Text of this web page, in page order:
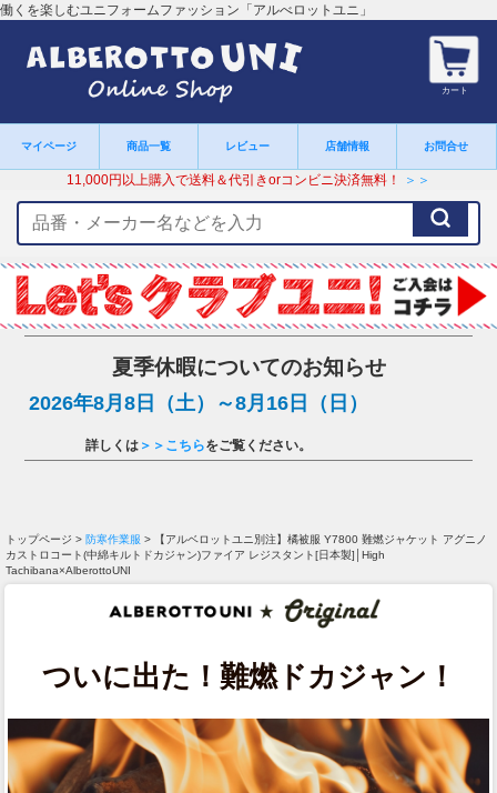
働くを楽しむユニフォームファッション「アルべロットユニ」
カート
マイページ 商品一覧 レビュー 店舗情報 お問合せ
11,000円以上購入で送料＆代引きorコンビニ決済無料！ ＞＞
ー
ワ
ー
ド
夏季休暇についてのお知らせ
2026年8月8日（土）～8月16日（日）
詳しくは ＞＞こちらをご覧ください。
トップページ > 防寒作業服 > 【アルベロットユニ別注】橘被服 Y7800 難燃ジャケット アグニノ
カストロコート(中綿キルトドカジャン)ファイア レジスタント[日本製]│High
Tachibana×AlberottoUNI
ついに出た！難燃ドカジャン！